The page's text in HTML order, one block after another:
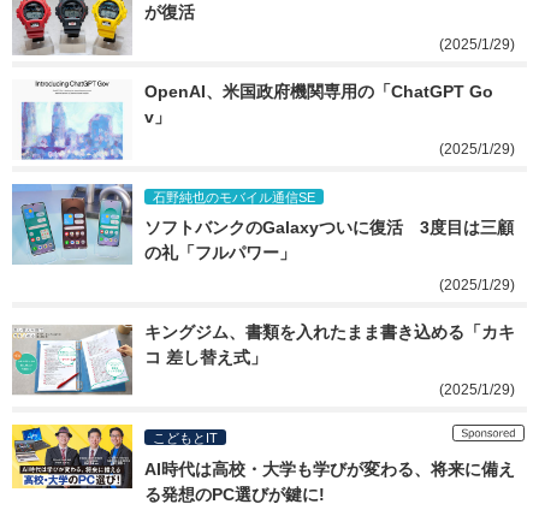
が復活
(2025/1/29)
OpenAI、米国政府機関専用の「ChatGPT Go
v」
(2025/1/29)
石野純也のモバイル通信SE
ソフトバンクのGalaxyついに復活　3度目は三顧
の礼「フルパワー」
(2025/1/29)
キングジム、書類を入れたまま書き込める「カキ
コ 差し替え式」
(2025/1/29)
こどもとIT
AI時代は高校・大学も学びが変わる、将来に備え
る発想のPC選びが鍵に!